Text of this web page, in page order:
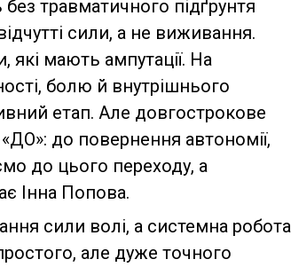
травматичного підґрунтя
сили, а не виживання.
мають ампутації. На
болю й внутрішнього
етап. Але довгострокове
до повернення автономії,
до цього переходу, а
Інна Попова.
сили волі, а системна робота
але дуже точного